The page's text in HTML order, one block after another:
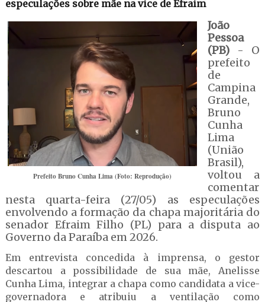
especulações sobre mãe na vice de Efraim
Prefeito Bruno Cunha Lima (Foto: Reprodução)
João
Pessoa
(PB)- O
prefeito
de
Campina
Grande,
Bruno
Cunha
Lima
(União
Brasil),
voltou a
comentar
nesta quarta-feira (27/05) as especulações
envolvendo a formação da chapa majoritária do
senador Efraim Filho (PL) para a disputa ao
Governo da Paraíba em 2026.
Em entrevista concedida à imprensa, o gestor
descartou a possibilidade de sua mãe, Anelisse
Cunha Lima, integrar a chapa como candidata a vice-
governadora e atribuiu a ventilação como